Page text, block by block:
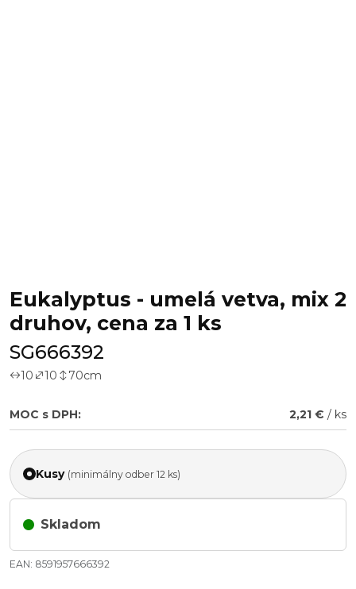
Eukalyptus - umelá vetva, mix 2
druhov, cena za 1 ks
SG666392
10 10 70cm
MOC s DPH: 2,21 € / ks
Kusy (minimálny odber 12 ks)
Skladom
EAN: 8591957666392